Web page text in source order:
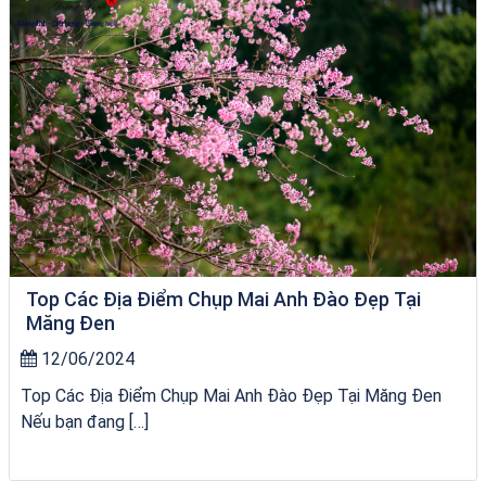
Top Các Địa Điểm Chụp Mai Anh Đào Đẹp Tại
Măng Đen
12/06/2024
Top Các Địa Điểm Chụp Mai Anh Đào Đẹp Tại Măng Đen
Nếu bạn đang […]